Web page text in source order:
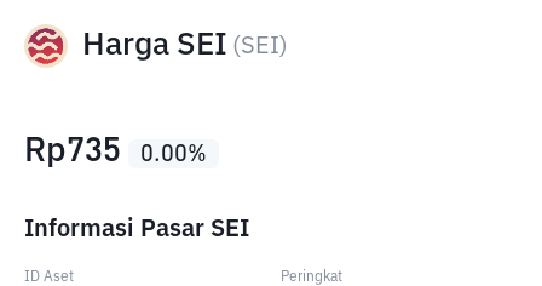
Harga SEI (SEI)
Rp735 0.00%
Informasi Pasar SEI
ID Aset Peringkat